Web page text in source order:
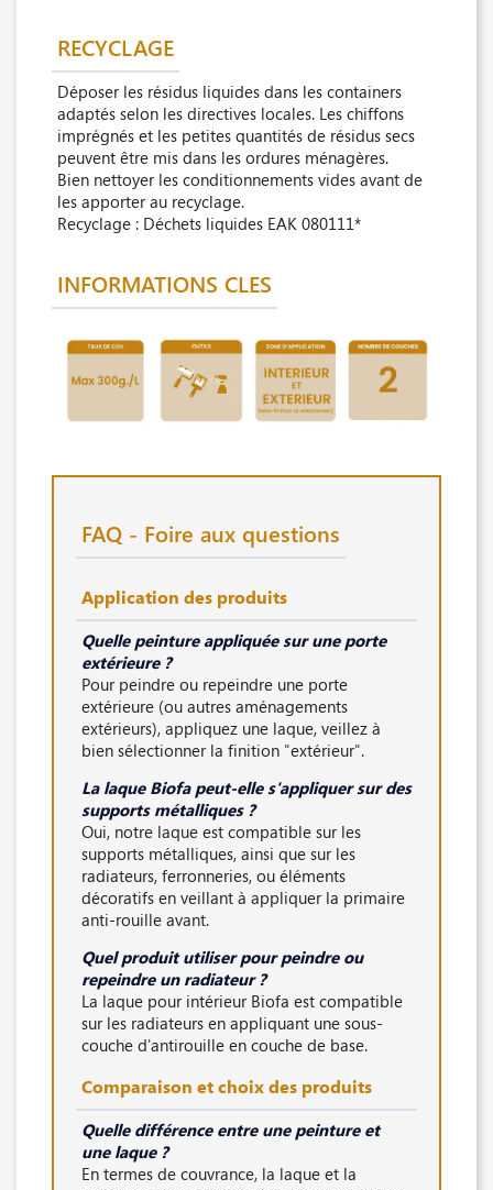
RECYCLAGE
Déposer les résidus liquides dans les containers
adaptés selon les directives locales. Les chiffons
imprégnés et les petites quantités de résidus secs
peuvent être mis dans les ordures ménagères.
Bien nettoyer les conditionnements vides avant de
les apporter au recyclage.
Recyclage : Déchets liquides EAK 080111*
INFORMATIONS CLES
FAQ - Foire aux questions
Application des produits
Quelle peinture appliquée sur une porte
extérieure ?
Pour peindre ou repeindre une porte
extérieure (ou autres aménagements
extérieurs), appliquez une laque, veillez à
bien sélectionner la finition "extérieur".
La laque Biofa peut-elle s'appliquer sur des
supports métalliques ?
Oui, notre laque est compatible sur les
supports métalliques, ainsi que sur les
radiateurs, ferronneries, ou éléments
décoratifs en veillant à appliquer la primaire
anti-rouille avant.
Quel produit utiliser pour peindre ou
repeindre un radiateur ?
La laque pour intérieur Biofa est compatible
sur les radiateurs en appliquant une sous-
couche d'antirouille en couche de base.
Comparaison et choix des produits
Quelle différence entre une peinture et
une laque ?
En termes de couvrance, la laque et la